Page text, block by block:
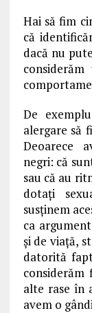
Hai să fim
că
dacă nu
De
alergare să
Deoarece
negri: că
sau că au
dotați
susținem
ca
și de viață,
datorită
considerăm
alte rase în
avem o